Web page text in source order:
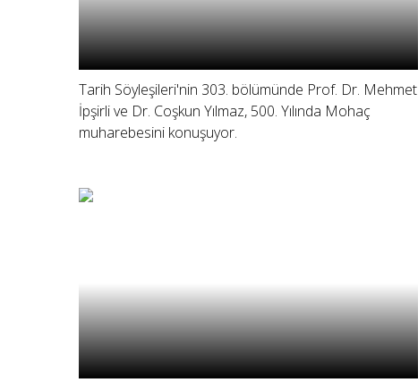
Tarih Söyleşileri'nin 303. bölümünde Prof. Dr. Mehmet
İpşirli ve Dr. Coşkun Yılmaz, 500. Yılında Mohaç
muharebesini konuşuyor.